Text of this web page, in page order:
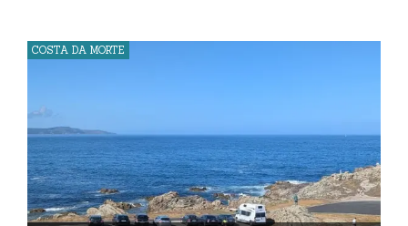
COSTA DA MORTE